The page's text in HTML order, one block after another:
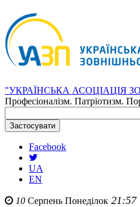
"УКРАЇНСЬКА АСОЦІАЦІЯ
Професіоналізм. Патріотизм.
Facebook
UA
EN
10 Серпень Понеділок 21:57